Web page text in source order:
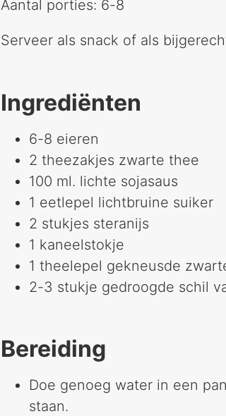
Aantal porties: 6-8
Serveer als snack of als
Ingrediënten
6-8 eieren
2 theezakjes zwarte thee
100 ml. lichte sojasaus
1 eetlepel lichtbruine suiker
2 stukjes steranijs
1 kaneelstokje
1 theelepel gekneusde
2-3 stukje gedroogde schil
Bereiding
Doe genoeg water in een
staan.